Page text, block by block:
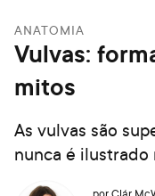
ANATOMIA
Vulvas:
mitos
As vulvas são
nunca é ilustrado